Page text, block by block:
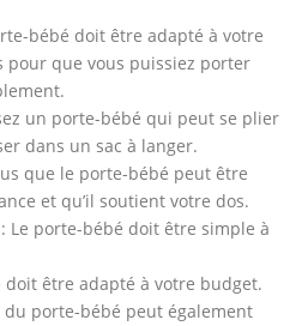
bébé doit être adapté à votre
pour que vous puissiez porter
un porte-bébé qui peut se plier
dans un sac à langer.
que le porte-bébé peut être
et qu’il soutient votre dos.
: Le porte-bébé doit être simple à
doit être adapté à votre budget.
du porte-bébé peut également